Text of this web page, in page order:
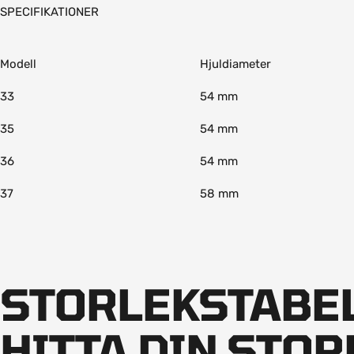
SPECIFIKATIONER
Modell Hjuldiameter
33 54 mm
35 54 mm
36 54 mm
37 58 mm